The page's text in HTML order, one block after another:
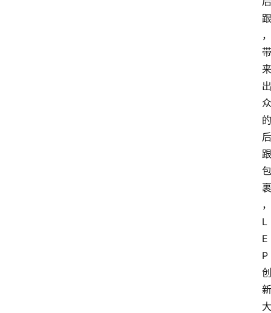
跟
，
带
来
出
众
的
后
跟
包
裹
，
L
E
P
创
新
大